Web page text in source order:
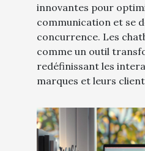
innovantes pour
communication et se
concurrence. Les
comme un outil
redéfinissant les
marques et leurs